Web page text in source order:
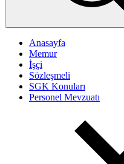
Anasayfa
Memur
İşçi
Sözleşmeli
SGK Konuları
Personel Mevzuatı